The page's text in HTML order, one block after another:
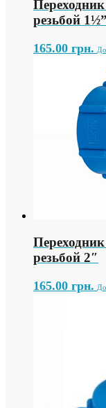
резьбой 1½”
165.00 грн.
резьбой 2″
165.00 грн.